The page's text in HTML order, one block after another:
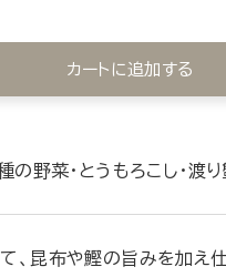
カートに追加する
の野菜・とうもろこし・渡
、昆布や鰹の旨みを加え